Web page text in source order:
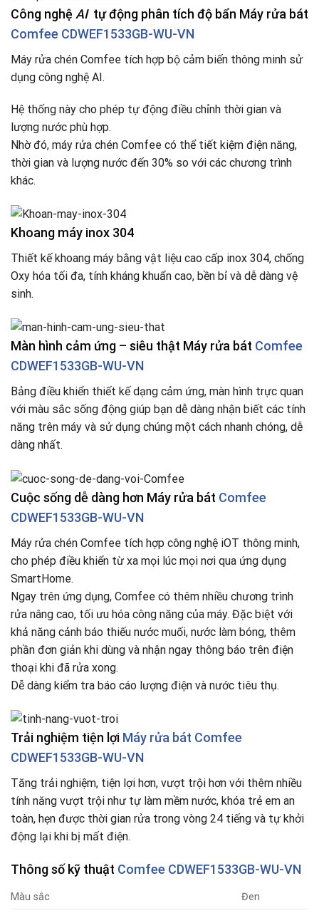
Công nghệ AI tự động phân tích độ bẩn Máy rửa bát
Comfee CDWEF1533GB-WU-VN
​​Máy rửa chén Comfee tích hợp bộ cảm biến thông minh sử
dụng công nghệ AI.
Hệ thống này cho phép tự động điều chỉnh thời gian và
lượng nước phù hợp.
Nhờ đó, máy rửa chén Comfee có thể tiết kiệm điện năng,
thời gian và lượng nước đến 30% so với các chương trình
khác.
Khoang máy inox 304​
Thiết kế khoang máy bằng vật liệu cao cấp inox 304, chống
Oxy hóa tối đa, tính kháng khuẩn cao, bền bỉ và dễ dàng vệ
sinh.
Màn hình cảm ứng – siêu thật​ Máy rửa bát Comfee
CDWEF1533GB-WU-VN
Bảng điều khiển thiết kế dạng cảm ứng, màn hình trực quan
với màu sắc sống động giúp bạn dễ dàng nhận biết các tính
năng trên máy và sử dụng chúng một cách nhanh chóng, dễ
dàng nhất.
Cuộc sống dễ dàng hơn Máy rửa bát Comfee
CDWEF1533GB-WU-VN
Máy rửa chén Comfee tích hợp công nghệ iOT thông minh,
cho phép điều khiển từ xa mọi lúc mọi nơi qua ứng dụng
SmartHome. ​
Ngay trên ứng dụng, Comfee có thêm nhiều chương trình
rửa nâng cao, tối ưu hóa công năng của máy. Đặc biệt với
khả năng cảnh báo thiếu nước muối, nước làm bóng, thêm
phần đơn giản khi dùng và nhận ngay thông báo trên điện
thoại khi đã rửa xong.​
Dễ dàng kiểm tra báo cáo lượng điện và nước tiêu thụ.​
Trải nghiệm tiện lợi Máy rửa bát Comfee
CDWEF1533GB-WU-VN
Tăng trải nghiệm, tiện lợi hơn, vượt trội hơn với thêm nhiều
tính năng vượt trội như tự làm mềm nước, khóa trẻ em an
toàn, hẹn được thời gian rửa trong vòng 24 tiếng và tự khởi
động lại khi bị mất điện.
Thông số kỹ thuật Comfee CDWEF1533GB-WU-VN
Màu sắc Đen